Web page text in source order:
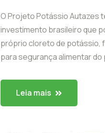
O Projeto Potássio Autazes
investimento brasileiro que
próprio cloreto de potássio,
para segurança alimentar do
Leia mais